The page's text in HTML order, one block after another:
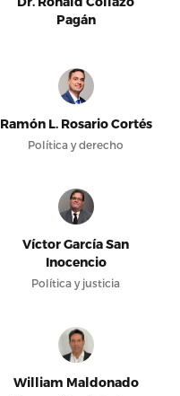
Pagán
Ramón L. Rosario Cortés
Política y derecho
Víctor García San
Inocencio
Política y justicia
William Maldonado